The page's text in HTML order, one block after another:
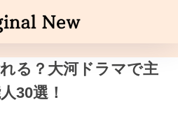
る？大河ドラマで主
30選！